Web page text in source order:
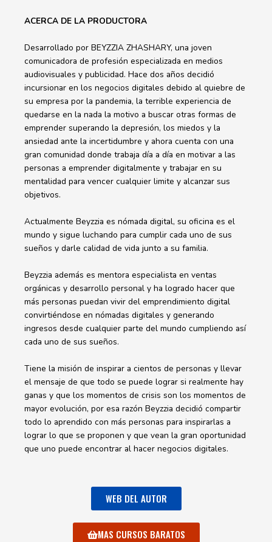
ACERCA DE LA PRODUCTORA
Desarrollado por BEYZZIA ZHASHARY, una joven
comunicadora de profesión especializada en medios
audiovisuales y publicidad. Hace dos años decidió
incursionar en los negocios digitales debido al quiebre de
su empresa por la pandemia, la terrible experiencia de
quedarse en la nada la motivo a buscar otras formas de
emprender superando la depresión, los miedos y la
ansiedad ante la incertidumbre y ahora cuenta con una
gran comunidad donde trabaja día a día en motivar a las
personas a emprender digitalmente y trabajar en su
mentalidad para vencer cualquier limite y alcanzar sus
objetivos.
Actualmente Beyzzia es nómada digital, su oficina es el
mundo y sigue luchando para cumplir cada uno de sus
sueños y darle calidad de vida junto a su familia.
Beyzzia además es mentora especialista en ventas
orgánicas y desarrollo personal y ha logrado hacer que
más personas puedan vivir del emprendimiento digital
convirtiéndose en nómadas digitales y generando
ingresos desde cualquier parte del mundo cumpliendo así
cada uno de sus sueños.
Tiene la misión de inspirar a cientos de personas y llevar
el mensaje de que todo se puede lograr si realmente hay
ganas y que los momentos de crisis son los momentos de
mayor evolución, por esa razón Beyzzia decidió compartir
todo lo aprendido con más personas para inspirarlas a
lograr lo que se proponen y que vean la gran oportunidad
que uno puede encontrar al hacer negocios digitales.
WEB DEL AUTOR
MAS CURSOS BARATOS